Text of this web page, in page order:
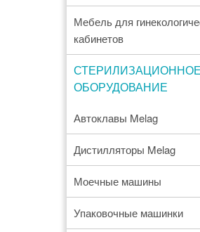
Мебель для
кабинетов
СТЕРИЛИЗАЦИОННОЕ
ОБОРУДОВАНИЕ
Автоклавы Melag
Дистилляторы Melag
Моечные машины
Упаковочные машинки